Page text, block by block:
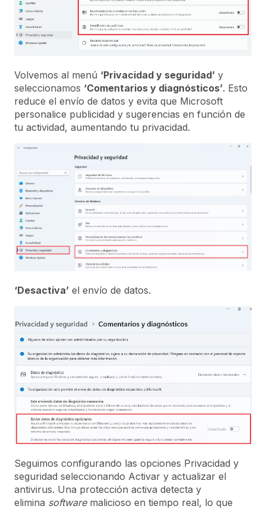
Volvemos al menú ‘Privacidad y seguridad’ y
seleccionamos ‘Comentarios y diagnósticos’. Esto
reduce el envío de datos y evita que Microsoft
personalice publicidad y sugerencias en función de
tu actividad, aumentando tu privacidad.
‘Desactiva’ el envío de datos.
Seguimos configurando las opciones Privacidad y
seguridad seleccionando Activar y actualizar el
antivirus. Una protección activa detecta y
elimina software malicioso en tiempo real, lo que